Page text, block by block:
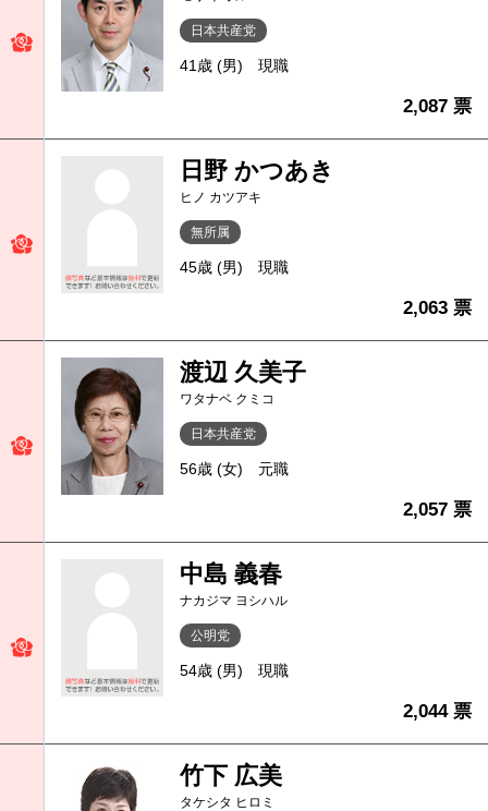
日本共産党
41歳 (男) 現職
2,087 票
日野 かつあき
ヒノ カツアキ
無所属
45歳 (男) 現職
2,063 票
渡辺 久美子
ワタナベ クミコ
日本共産党
56歳 (女) 元職
2,057 票
中島 義春
ナカジマ ヨシハル
公明党
54歳 (男) 現職
2,044 票
竹下 広美
タケシタ ヒロミ